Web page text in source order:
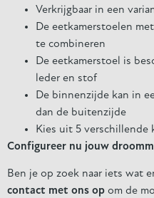
Verkrijgbaar in een
De eetkamerstoelen
te combineren
De eetkamerstoel is
leder en stof
De binnenzijde kan in
dan de buitenzijde
Kies uit 5 verschillende
Configureer nu jouw
Ben je op zoek naar iets wat
contact met ons op om de